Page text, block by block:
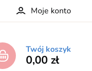
Moje konto
Twój koszyk
0,00 zł